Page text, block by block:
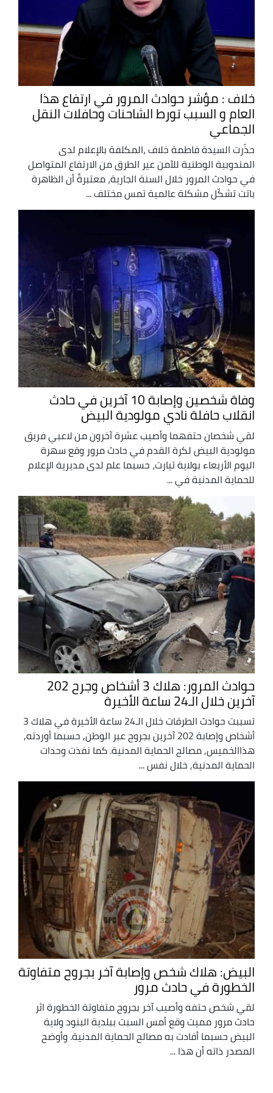
خلاف : مؤشر حوادث المرور في ارتفاع هذا
العام و السبب تورط الشاحنات وحافلات النقل
الجماعي
حذّرت السيدة فاطمة خلاف ،المكلفة بالإعلام لدى
المندوبية الوطنية للآمن عير الطرق من الارتفاع المتواصل
في حوادث المرور خلال السنة الجارية، معتبرةً أن الظاهرة
باتت تشكّل مشكلة عالمية تمس مختلف ...
وفاة شخصين وإصابة 10 آخرين في حادث
انقلاب حافلة نادي مولودية البيض
لقي شخصان حتفهما وأصيب عشرة آخرون من لاعبي فريق
مولودية البيض لكرة القدم في حادث مرور وقع سهرة
اليوم الأربعاء بولاية تيارت، حسبما علم لدى مديرية الإعلام
للحماية المدنية في ...
حوادث المرور: هلاك 3 أشخاص وجرح 202
آخرين خلال الـ24 ساعة الأخيرة
تسببت حوادث الطرقات خلال الـ24 ساعة الأخيرة في هلاك 3
أشخاص وإصابة 202 آخرين بجروح عبر الوطن, حسبما أوردته,
هذاالخميس, مصالح الحماية المدنية. كما نفذت وحدات
الحماية المدنية, خلال نفس ...
البيض: هلاك شخص وإصابة آخر بجروح متفاوتة
الخطورة في حادث مرور
لقي شخص حتفه وأصيب آخر بجروح متفاوتة الخطورة اثر
حادث مرور مميت وقع أمس السبت ببلدية البنود ولاية
البيض حسبما أفادت به مصالح الحماية المدنية. وأوضح
المصدر ذاته أن هذا ...